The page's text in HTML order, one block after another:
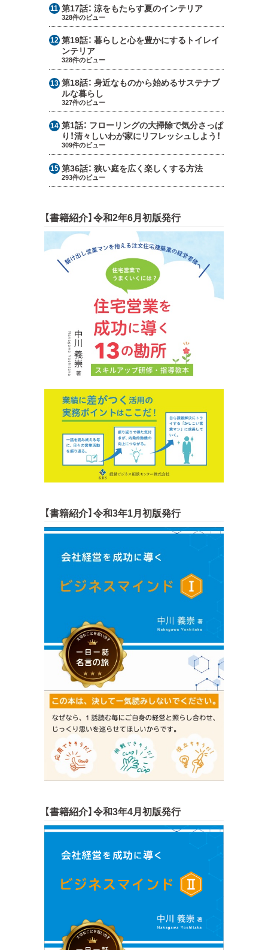
第17話：涼をもたらす夏のインテリア
328件のビュー
第19話：暮らしと心を豊かにするトイレイ
ンテリア
328件のビュー
第18話：身近なものから始めるサステナブ
ルな暮らし
327件のビュー
第1話： フローリングの大掃除で気分さっぱ
り！清々しいわが家にリフレッシュしよう！
309件のビュー
第36話：狭い庭を広く楽しくする方法
293件のビュー
【書籍紹介】令和2年6月初版発行
【書籍紹介】令和3年1月初版発行
【書籍紹介】令和3年4月初版発行